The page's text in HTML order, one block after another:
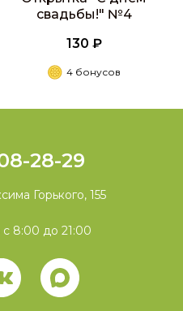
свадьбы!" №4
130 ₽
4 бонусов
28-29
Горького, 155
8:00 до 21:00